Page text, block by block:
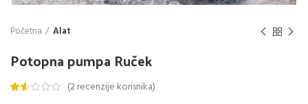
Početna Alat
Potopna pumpa Ruček
(2recenzije korisnika)